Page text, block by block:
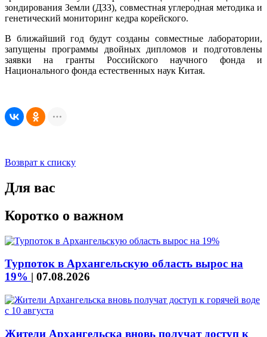
зондирования Земли (ДЗЗ), совместная углеродная методика и
генетический мониторинг кедра корейского.
В ближайший год будут созданы совместные лаборатории,
запущены программы двойных дипломов и подготовлены
заявки на гранты Российского научного фонда и
Национального фонда естественных наук Китая.
Возврат к списку
Для вас
Коротко о важном
Турпоток в Архангельскую область вырос на
19% | 07.08.2026
Жители Архангельска вновь получат доступ к